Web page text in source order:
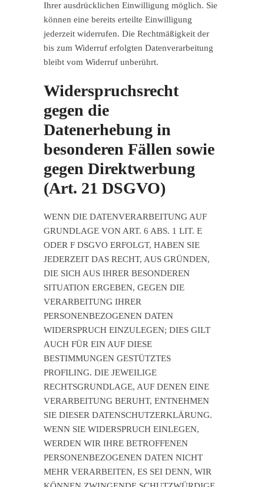
Ihrer ausdrücklichen Einwilligung möglich. Sie
können eine bereits erteilte Einwilligung
jederzeit widerrufen. Die Rechtmäßigkeit der
bis zum Widerruf erfolgten Datenverarbeitung
bleibt vom Widerruf unberührt.
Widerspruchsrecht
gegen die
Datenerhebung in
besonderen Fällen sowie
gegen Direktwerbung
(Art. 21 DSGVO)
WENN DIE DATENVERARBEITUNG AUF
GRUNDLAGE VON ART. 6 ABS. 1 LIT. E
ODER F DSGVO ERFOLGT, HABEN SIE
JEDERZEIT DAS RECHT, AUS GRÜNDEN,
DIE SICH AUS IHRER BESONDEREN
SITUATION ERGEBEN, GEGEN DIE
VERARBEITUNG IHRER
PERSONENBEZOGENEN DATEN
WIDERSPRUCH EINZULEGEN; DIES GILT
AUCH FÜR EIN AUF DIESE
BESTIMMUNGEN GESTÜTZTES
PROFILING. DIE JEWEILIGE
RECHTSGRUNDLAGE, AUF DENEN EINE
VERARBEITUNG BERUHT, ENTNEHMEN
SIE DIESER DATENSCHUTZERKLÄRUNG.
WENN SIE WIDERSPRUCH EINLEGEN,
WERDEN WIR IHRE BETROFFENEN
PERSONENBEZOGENEN DATEN NICHT
MEHR VERARBEITEN, ES SEI DENN, WIR